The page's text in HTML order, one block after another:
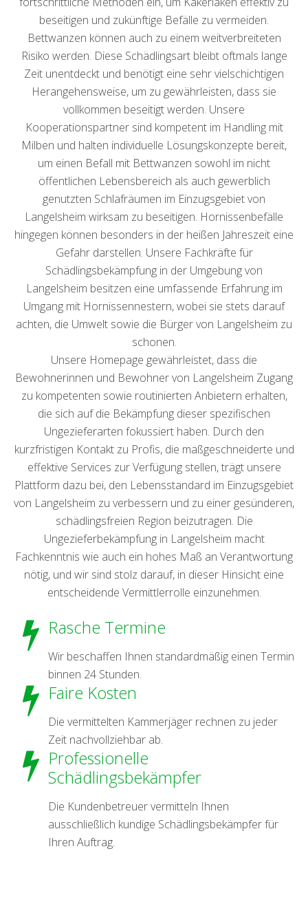
beseitigen und zukünftige Befälle zu vermeiden.
Bettwanzen können auch zu einem weitverbreiteten
Risiko werden. Diese Schädlingsart bleibt oftmals lange
Zeit unentdeckt und benötigt eine sehr vielschichtigen
Herangehensweise, um zu gewährleisten, dass sie
vollkommen beseitigt werden. Unsere
Kooperationspartner sind kompetent im Handling mit
Milben und halten individuelle Lösungskonzepte bereit,
um einen Befall mit Bettwanzen sowohl im nicht
öffentlichen Lebensbereich als auch gewerblich
genutzten Schlafräumen im Einzugsgebiet von
Langelsheim wirksam zu beseitigen. Hornissenbefälle
hingegen können besonders in der heißen Jahreszeit eine
Gefahr darstellen. Unsere Fachkräfte für
Schädlingsbekämpfung in der Umgebung von
Langelsheim besitzen eine umfassende Erfahrung im
Umgang mit Hornissennestern, wobei sie stets darauf
achten, die Umwelt sowie die Bürger von Langelsheim zu
schonen.
Unsere Homepage gewährleistet, dass die
Bewohnerinnen und Bewohner von Langelsheim Zugang
zu kompetenten sowie routinierten Anbietern erhalten,
die sich auf die Bekämpfung dieser spezifischen
Ungezieferarten fokussiert haben. Durch den
kurzfristigen Kontakt zu Profis, die maßgeschneiderte und
effektive Services zur Verfügung stellen, trägt unsere
Plattform dazu bei, den Lebensstandard im Einzugsgebiet
von Langelsheim zu verbessern und zu einer gesünderen,
schädlingsfreien Region beizutragen. Die
Ungezieferbekämpfung in Langelsheim macht
Fachkenntnis wie auch ein hohes Maß an Verantwortung
nötig, und wir sind stolz darauf, in dieser Hinsicht eine
entscheidende Vermittlerrolle einzunehmen.
Rasche Termine
Wir beschaffen Ihnen standardmäßig einen Termin
binnen 24 Stunden.
Faire Kosten
Die vermittelten Kammerjäger rechnen zu jeder
Zeit nachvollziehbar ab.
Professionelle
Schädlingsbekämpfer
Die Kundenbetreuer vermitteln Ihnen
ausschließlich kundige Schädlingsbekämpfer für
Ihren Auftrag.